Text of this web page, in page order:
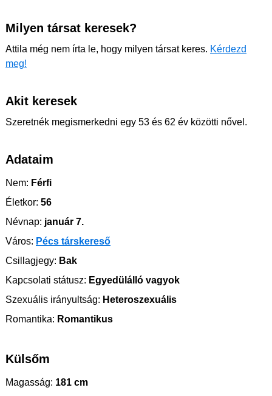
Milyen társat keresek?
Attila még nem írta le, hogy milyen társat keres. Kérdezd
meg!
Akit keresek
Szeretnék megismerkedni egy 53 és 62 év közötti nővel.
Adataim
Nem: Férfi
Életkor: 56
Névnap: január 7.
Város: Pécs társkereső
Csillagjegy: Bak
Kapcsolati státusz: Egyedülálló vagyok
Szexuális irányultság: Heteroszexuális
Romantika: Romantikus
Külsőm
Magasság: 181 cm